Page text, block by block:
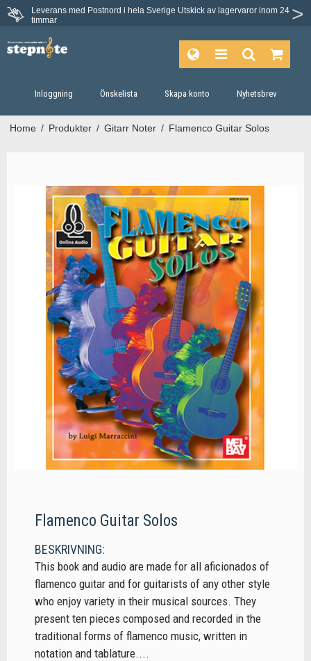
Leverans med Postnord i hela Sverige Utskick av lagervaror inom 24
timmar
Du har 30 dagars ångerrätt.
Inloggning Önskelista Skapa konto Nyhetsbrev
Home / Produkter / Gitarr Noter / Flamenco Guitar Solos
Flamenco Guitar Solos
BESKRIVNING:
This book and audio are made for all aficionados of
flamenco guitar and for guitarists of any other style
who enjoy variety in their musical sources. They
present ten pieces composed and recorded in the
traditional forms of flamenco music, written in
notation and tablature....